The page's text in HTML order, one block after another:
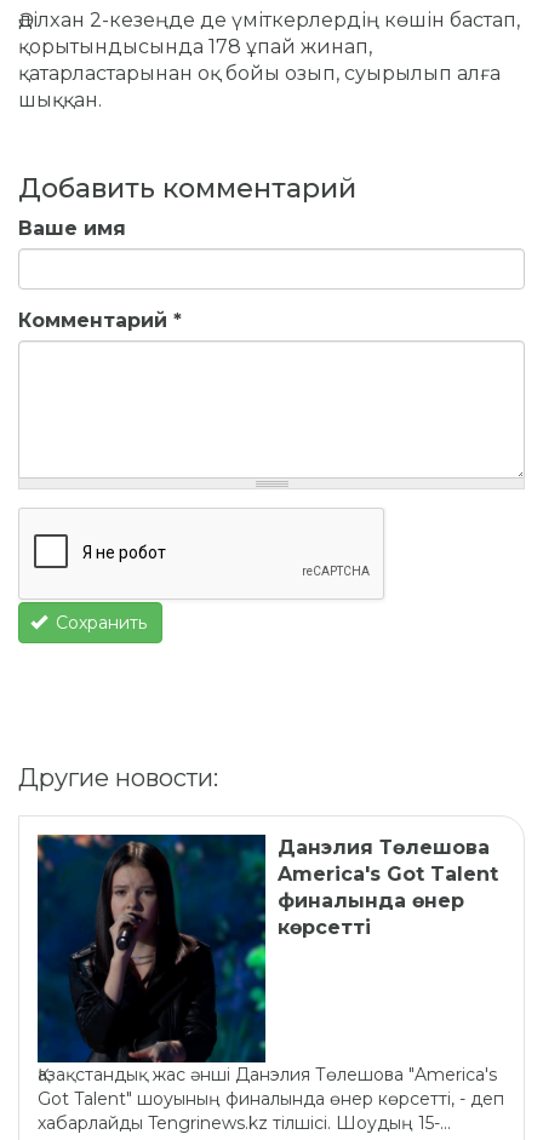
Әділxан 2-кезеңде де үміткерлердің көшін бастап,
қорытындысында 178 ұпай жинап,
қатарластарынан оқ бойы озып, суырылып алға
шыққан.
Добавить комментарий
Ваше имя
Комментарий *
Сохранить
Другие новости:
Данэлия Төлешова
America's Got Talent
финалында өнер
көрсетті
Қазақстандық жас әнші Данэлия Төлешова "America's
Got Talent" шоуының финалында өнер көрсетті, - деп
хабарлайды Tengrinews.kz тілшісі. Шоудың 15-...